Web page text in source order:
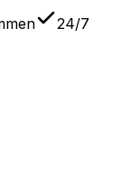
24/7